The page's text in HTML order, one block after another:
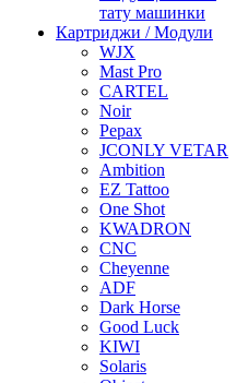
тату машинки
Картриджи / Модули
WJX
Mast Pro
CARTEL
Noir
Pepax
JCONLY VETAR
Ambition
EZ Tattoo
One Shot
KWADRON
CNC
Cheyenne
ADF
Dark Horse
Good Luck
KIWI
Solaris